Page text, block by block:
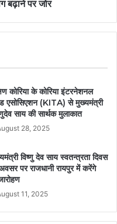
बढ़ाने पर जोर
कोरिया के कोरिया इंटरनेशनल
एसोसिएशन (KITA) से मुख्यमंत्री
साय की सार्थक मुलाकात
28, 2025
विष्णु देव साय स्वतन्त्रता दिवस
पर राजधानी रायपुर में करेंगे
11, 2025